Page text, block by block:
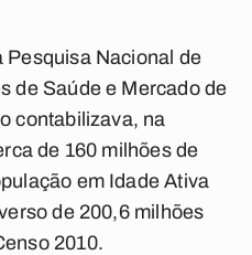
Pesquisa Nacional de
de Saúde e Mercado de
contabilizava, na
de 160 milhões de
em Idade Ativa
de 200,6 milhões
2010.